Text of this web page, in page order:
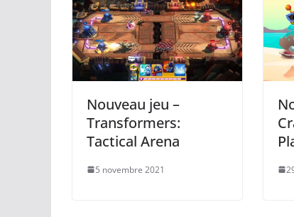
Nouveau jeu –
Transformers:
Tactical Arena
5 novembre 2021